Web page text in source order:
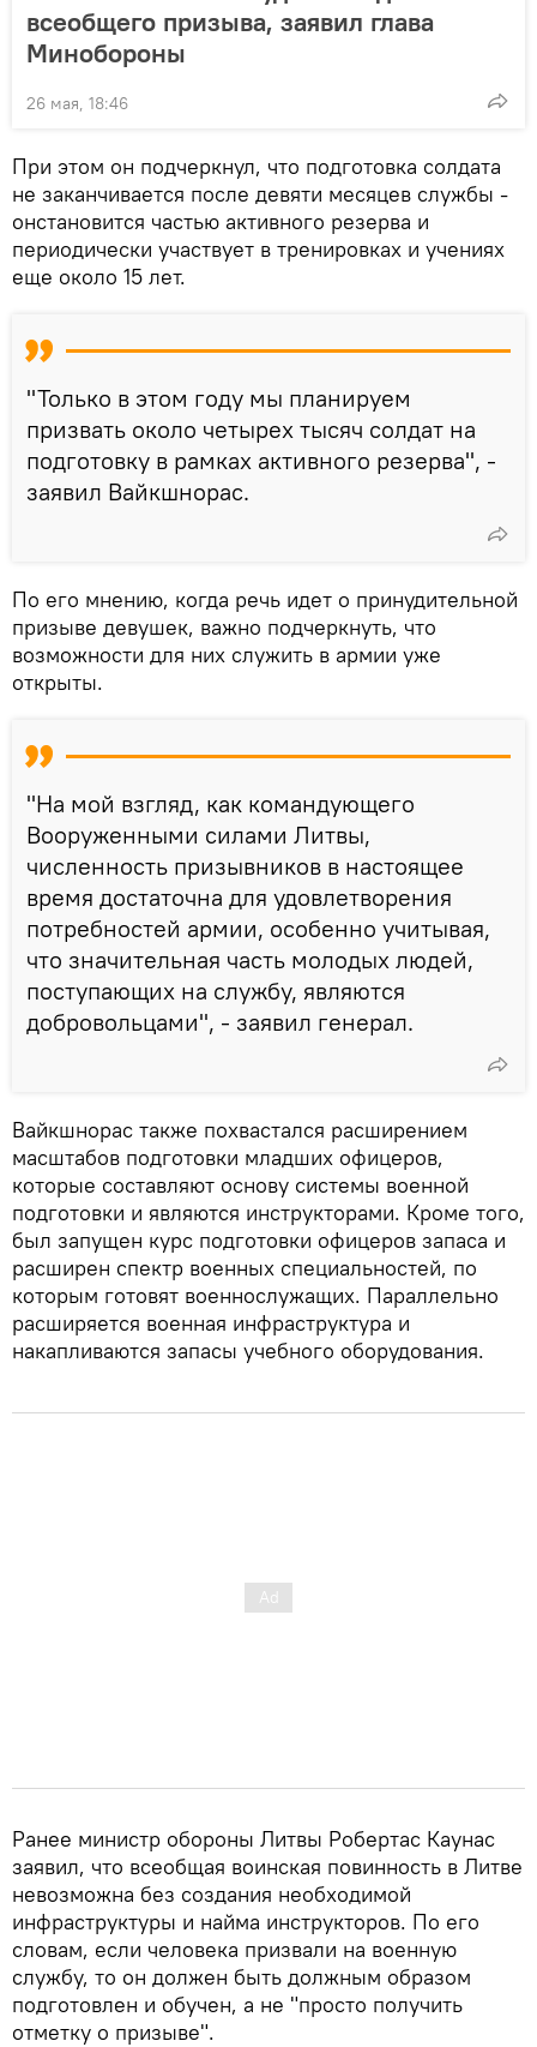
всеобщего призыва, заявил глава
Минобороны
26 мая, 18:46
При этом он подчеркнул, что подготовка солдата
не заканчивается после девяти месяцев службы -
онстановится частью активного резерва и
периодически участвует в тренировках и учениях
еще около 15 лет.
"Только в этом году мы планируем
призвать около четырех тысяч солдат на
подготовку в рамках активного резерва", -
заявил Вайкшнорас.
По его мнению, когда речь идет о принудительной
призыве девушек, важно подчеркнуть, что
возможности для них служить в армии уже
открыты.
"На мой взгляд, как командующего
Вооруженными силами Литвы,
численность призывников в настоящее
время достаточна для удовлетворения
потребностей армии, особенно учитывая,
что значительная часть молодых людей,
поступающих на службу, являются
добровольцами", - заявил генерал.
Вайкшнорас также похвастался расширением
масштабов подготовки младших офицеров,
которые составляют основу системы военной
подготовки и являются инструкторами. Кроме того,
был запущен курс подготовки офицеров запаса и
расширен спектр военных специальностей, по
которым готовят военнослужащих. Параллельно
расширяется военная инфраструктура и
накапливаются запасы учебного оборудования.
Ранее министр обороны Литвы Робертас Каунас
заявил, что всеобщая воинская повинность в Литве
невозможна без создания необходимой
инфраструктуры и найма инструкторов. По его
словам, если человека призвали на военную
службу, то он должен быть должным образом
подготовлен и обучен, а не "просто получить
отметку о призыве".